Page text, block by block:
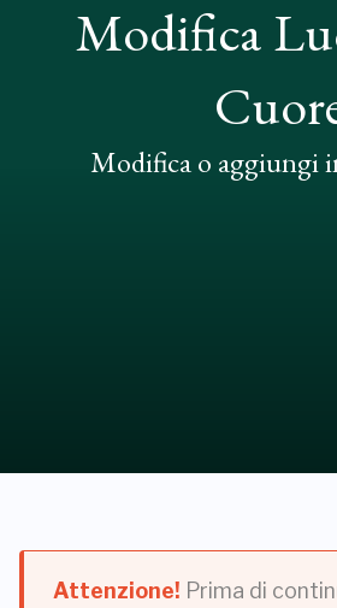
Modifica
Modifica o aggiungi
Attenzione! Prima di